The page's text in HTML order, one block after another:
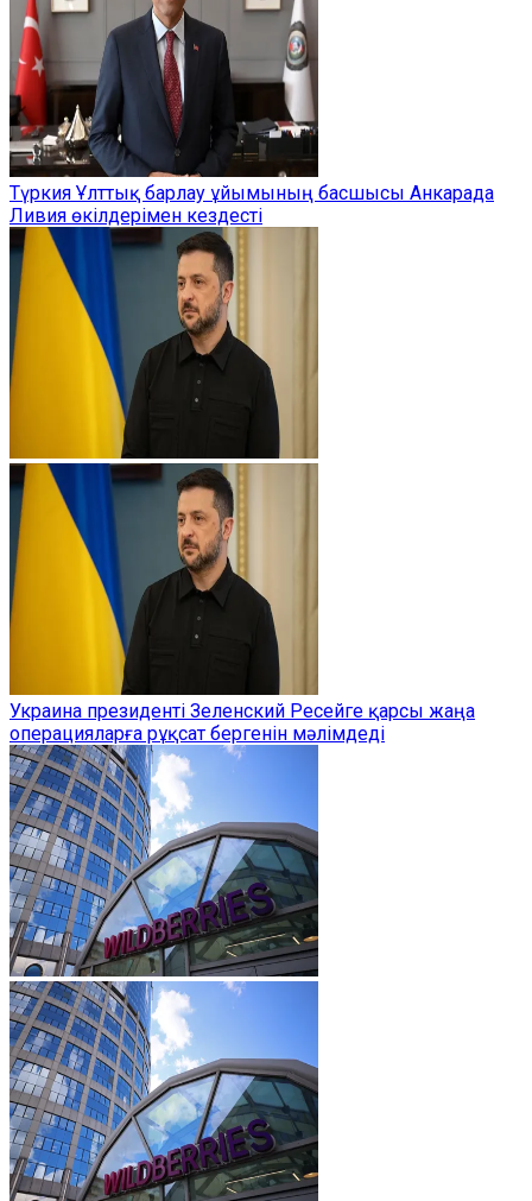
Түркия Ұлттық барлау ұйымының басшысы Анкарада
Ливия өкілдерімен кездесті
Украина президенті Зеленский Ресейге қарсы жаңа
операцияларға рұқсат бергенін мәлімдеді